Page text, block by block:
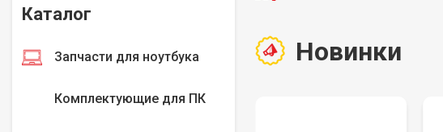
Каталог
Запчасти для ноутбука
Комплектующие для ПК
Новинки